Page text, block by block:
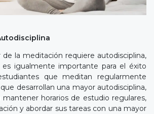
de la meditación requiere autodisciplina,
es igualmente importante para el éxito
que meditan regularmente
desarrollan una mayor autodisciplina,
mantener horarios de estudio regulares,
y abordar sus tareas con una mayor